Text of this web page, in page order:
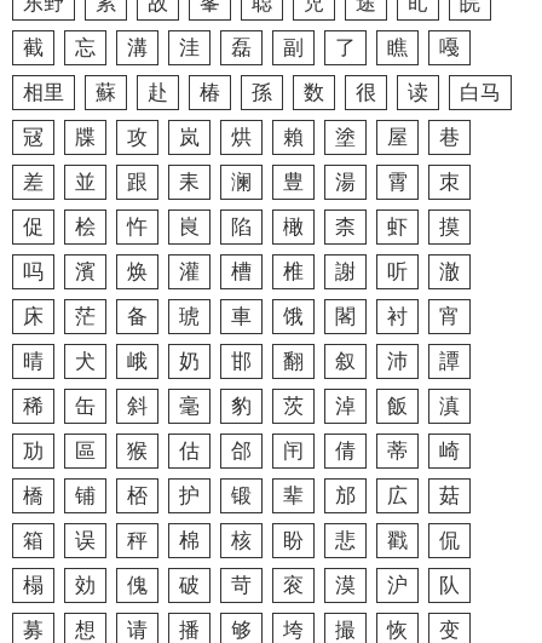
截
忘 溝 洼 磊 副 了 瞧
嘠
相里
蘇 赴 椿 孫 数 很 读
白马
冦
牒 攻 岚 烘 賴 塗 屋
巷
差
並 跟 耒 澜 豊 湯 霄
朿
促
桧 忤 峎 陷 橄 柰 虾
摸
吗
濱 焕 灌 槽 椎 謝 听
澈
床
茫 备 琥 車 饿 閣 衬
宵
晴
犬 峨 奶 邯 翻 叙 沛
譚
稀
缶 斜 毫 豹 茨 淖 飯
滇
劢
區 猴 估 郃 闬 倩 蒂
崎
橋
铺 桮 护 锻 辈 邡 広
菇
箱
误 秤 棉 核 盼 悲 戳
侃
榻
効 傀 破 苛 衮 漠 沪
队
募
想 请 播 够 垮 撮 恢
变